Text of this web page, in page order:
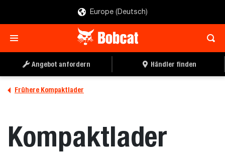
Europe (Deutsch)
Angebot anfordern Händler finden
Frühere Kompaktlader
Kompaktlader